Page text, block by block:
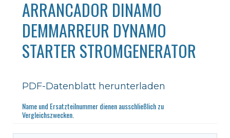
ARRANCADOR DINAMO
DEMMARREUR DYNAMO
STARTER STROMGENERATOR
PDF-Datenblatt herunterladen
Name und Ersatzteilnummer dienen ausschließlich zu
Vergleichszwecken.